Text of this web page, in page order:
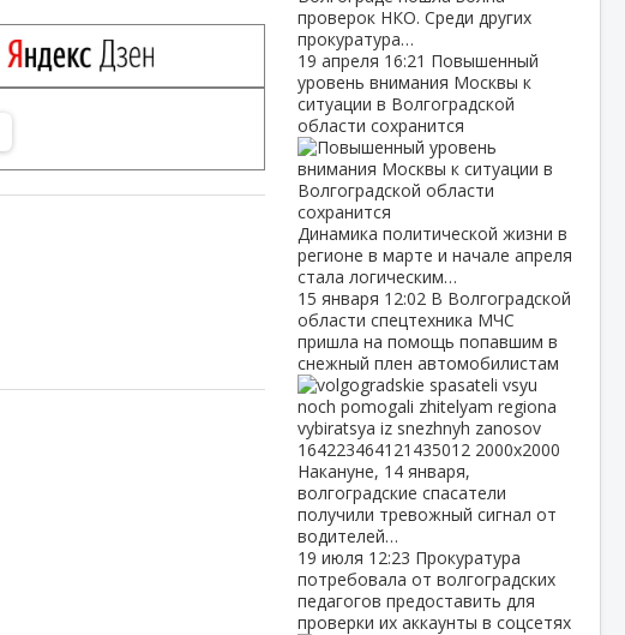
проверок НКО. Среди других
прокуратура…
19 апреля 16:21 Повышенный
уровень внимания Москвы к
ситуации в Волгоградской
области сохранится
Динамика политической жизни в
регионе в марте и начале апреля
стала логическим…
15 января 12:02 В Волгоградской
области спецтехника МЧС
пришла на помощь попавшим в
снежный плен автомобилистам
Накануне, 14 января,
волгоградские спасатели
получили тревожный сигнал от
водителей…
19 июля 12:23 Прокуратура
потребовала от волгоградских
педагогов предоставить для
проверки их аккаунты в соцсетях